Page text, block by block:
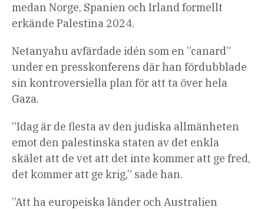
medan Norge, Spanien och Irland formellt
erkände Palestina 2024.
Netanyahu avfärdade idén som en ”canard”
under en presskonferens där han fördubblade
sin kontroversiella plan för att ta över hela
Gaza.
”Idag är de flesta av den judiska allmänheten
emot den palestinska staten av det enkla
skälet att de vet att det inte kommer att ge fred,
det kommer att ge krig,” sade han.
”Att ha europeiska länder och Australien